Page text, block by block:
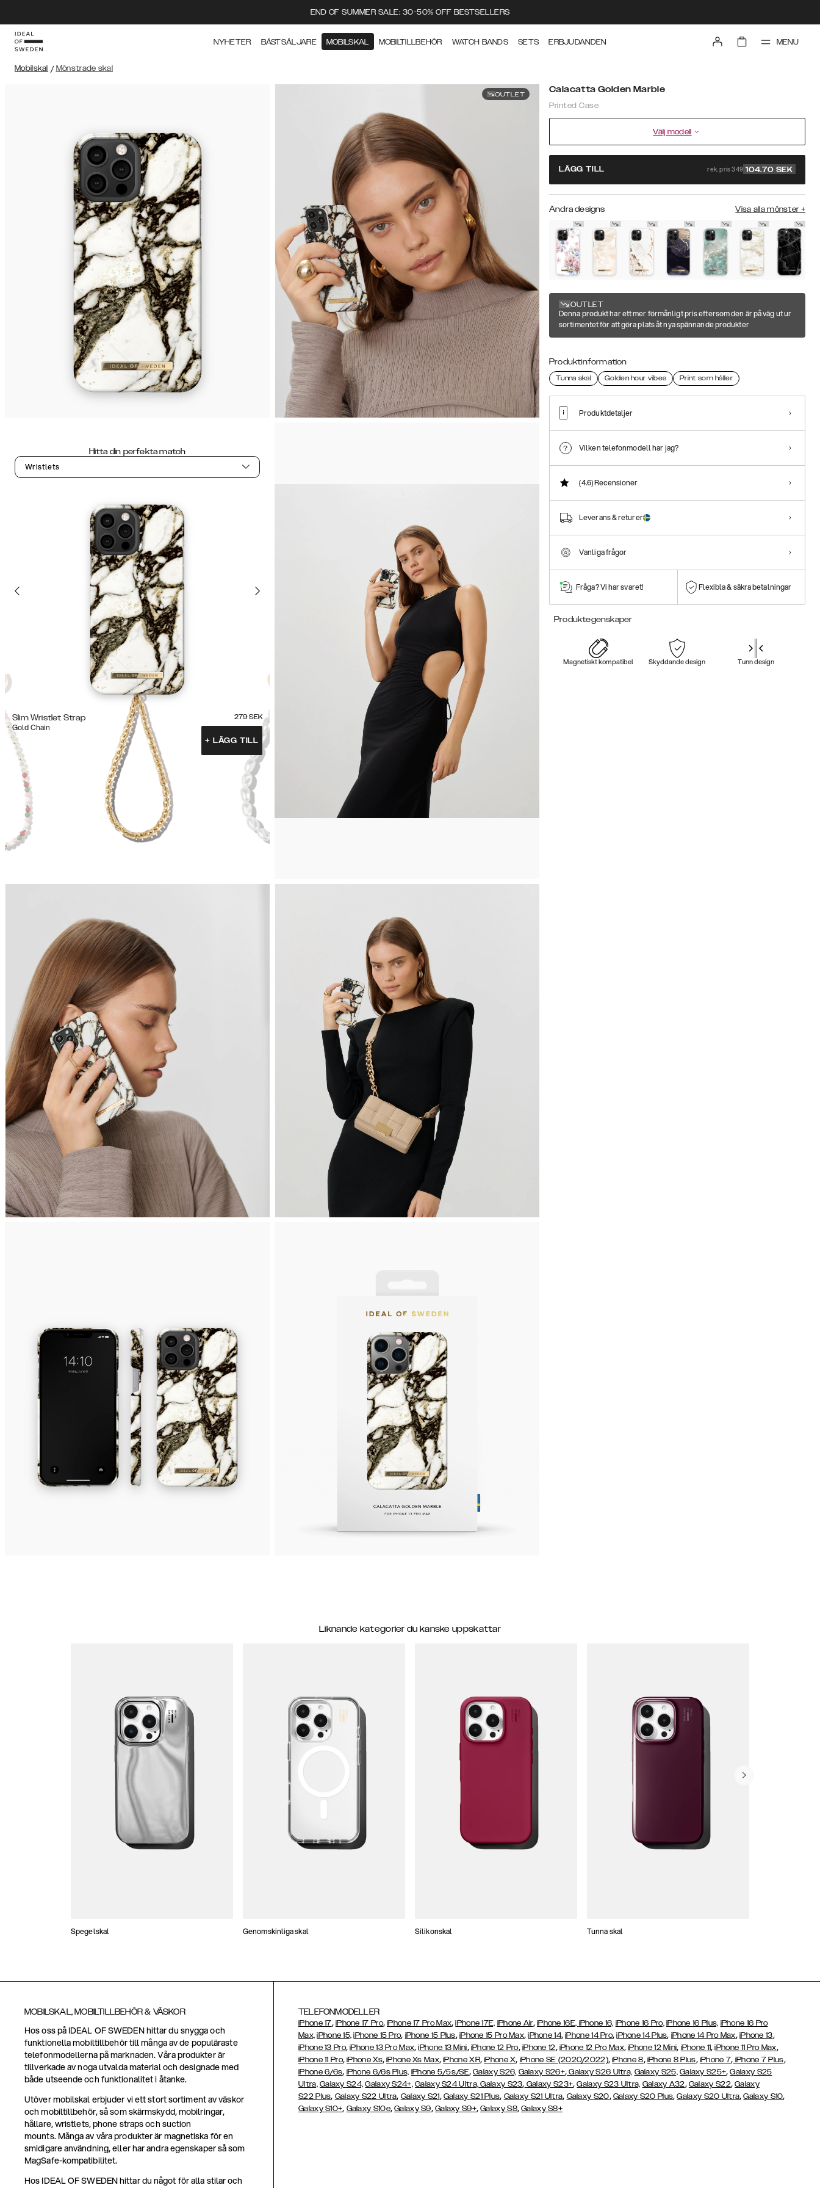
END OF SUMMER SALE: 30-50% OFF BESTSELLERS
NYHETER BÄSTSÄLJARE MOBILSKAL MOBILTILLBEHÖR WATCH BANDS SETS ERBJUDANDEN MENU
Mobilskal / Mönstrade skal
OUTLET
Hitta din perfekta match
Wristlets
Slim Wristlet Strap
Gold Chain
279 SEK
+ LÄGG TILL
Calacatta Golden Marble
Printed Case
Välj modell
LÄGG TILL rek. pris 349 104.70 SEK
Andra designs Visa alla mönster +
OUTLET
Denna produkt har ett mer förmånligt pris eftersom den är på väg ut ur
sortimentet för att göra plats åt nya spännande produkter
Produktinformation
Tunna skal Golden hour vibes Print som håller
Produktdetaljer
Vilken telefonmodell har jag?
(4.6)Recensioner
Leverans & returer
Vanliga frågor
Fråga? Vi har svaret! Flexibla & säkra betalningar
Produktegenskaper
Magnetiskt kompatibel Skyddande design Tunn design
Liknande kategorier du kanske uppskattar
Spegelskal Genomskinliga skal Silikonskal Tunna skal
MOBILSKAL, MOBILTILLBEHÖR & VÄSKOR
Hos oss på IDEAL OF SWEDEN hittar du snygga och
funktionella mobiltillbehör till många av de populäraste
telefonmodellerna på marknaden. Våra produkter är
tillverkade av noga utvalda material och designade med
både utseende och funktionalitet i åtanke.
Utöver mobilskal erbjuder vi ett stort sortiment av väskor
och mobiltillbehör, så som skärmskydd, mobilringar,
hållare, wristlets, phone straps och suction
mounts. Många av våra produkter är magnetiska för en
smidigare användning, eller har andra egenskaper så som
MagSafe-kompatibilitet.
Hos IDEAL OF SWEDEN hittar du något för alla stilar och
TELEFONMODELLER
iPhone 17, iPhone 17 Pro,iPhone 17 Pro Max,iPhone 17E, iPhone Air, iPhone 16E, iPhone 16, iPhone 16 Pro, iPhone 16 Plus, iPhone 16 Pro
Max, iPhone 15, iPhone 15 Pro, iPhone 15 Plus, iPhone 15 Pro Max,iPhone 14,iPhone 14 Pro,iPhone 14 Plus, iPhone 14 Pro Max, iPhone 13,
iPhone 13 Pro,iPhone 13 Pro Max,iPhone 13 Mini, iPhone 12 Pro, iPhone 12, iPhone 12 Pro Max,iPhone 12 Mini, iPhone 11,iPhone 11 Pro Max,
iPhone 11 Pro,iPhone Xs,iPhone Xs Max,iPhone XR,iPhone X, iPhone SE (2020/2022),iPhone 8, iPhone 8 Plus, iPhone 7, iPhone 7 Plus,
iPhone 6/6s, iPhone 6/6s Plus, iPhone 5/5s/SE,Galaxy S26, Galaxy S26+,Galaxy S26 Ultra, Galaxy S25, Galaxy S25+,Galaxy S25
Ultra, Galaxy S24, Galaxy S24+, Galaxy S24 Ultra, Galaxy S23, Galaxy S23+,Galaxy S23 Ultra, Galaxy A32, Galaxy S22,Galaxy
S22 Plus, Galaxy S22 Ultra, Galaxy S21, Galaxy S21 Plus, Galaxy S21 Ultra, Galaxy S20, Galaxy S20 Plus,Galaxy S20 Ultra,Galaxy S10,
Galaxy S10+, Galaxy S10e,Galaxy S9, Galaxy S9+,Galaxy S8,Galaxy S8+